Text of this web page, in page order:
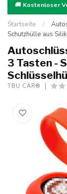
🚚 Kostenloser
Startseite /
Schutzhülle aus
3 Tasten -
TBU CAR®